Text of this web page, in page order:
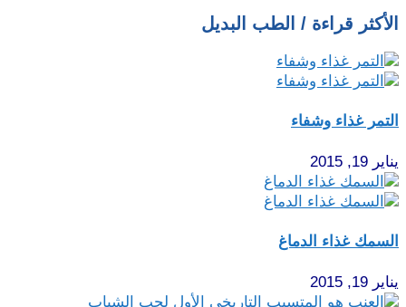
الأكثر قراءة / الطب البديل
التمر غذاء وشفاء
يناير 19, 2015
السمك غذاء الدماغ
يناير 19, 2015